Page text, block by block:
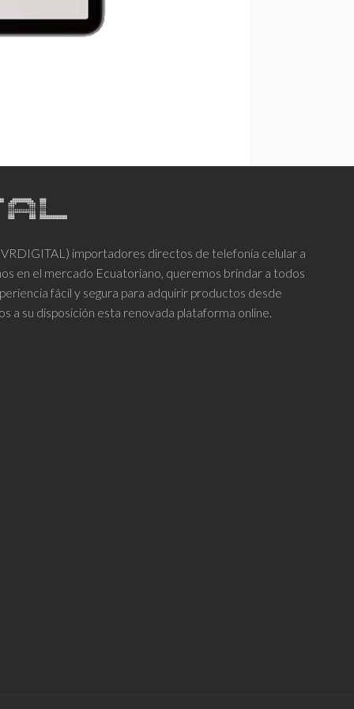
importadores directos de telefonía celular a
en el mercado Ecuatoriano, queremos brindar a todos
fácil y segura para adquirir productos desde
a su disposición esta renovada plataforma online.